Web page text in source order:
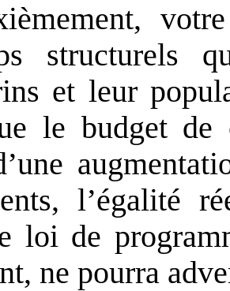
structurels
et leur
le budget de
l’égalité
loi de
ne pourra